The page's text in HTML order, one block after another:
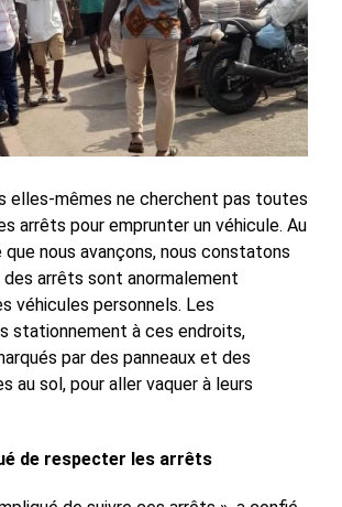
elles-mêmes ne cherchent pas toutes
arrêts pour emprunter un véhicule. Au
nous avançons, nous constatons
arrêts sont anormalement
véhicules personnels. Les
stationnement à ces endroits,
par des panneaux et des
au sol, pour aller vaquer à leurs
de respecter les arrêts